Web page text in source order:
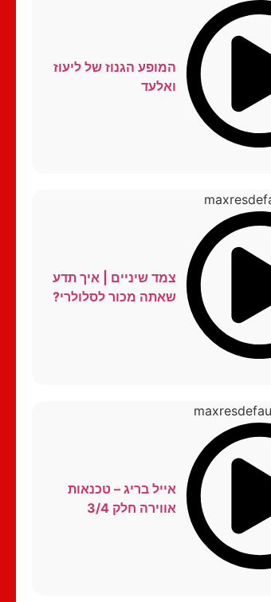
המופע הגנוז של ליעוז
ואלעד
צמד שיניים | איך תדע
שאתה מכור לסלולרי?
אייל בריג – טכנאות
אווירה חלק 3/4